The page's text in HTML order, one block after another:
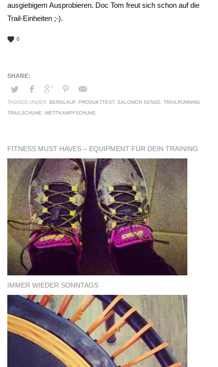
ausgiebigem Ausprobieren. Doc Tom freut sich schon auf die
Trail-Einheiten ;-).
0
TAGGED UNDER: BERGLAUF, PRODUKTTEST, SALOMON SENSE, TRAILRUNNING,
TRAILSCHUHE, WETTKAMPFSCHUHE
FITNESS MUST HAVES – EQUIPMENT FÜR DEIN TRAINING
IMMER WIEDER SONNTAGS